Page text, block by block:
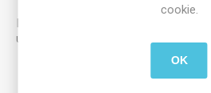
La confezione da 100 pezzi è
party e del cake design,
uniformi e di grande impatto per
tema.
cookie.
OK